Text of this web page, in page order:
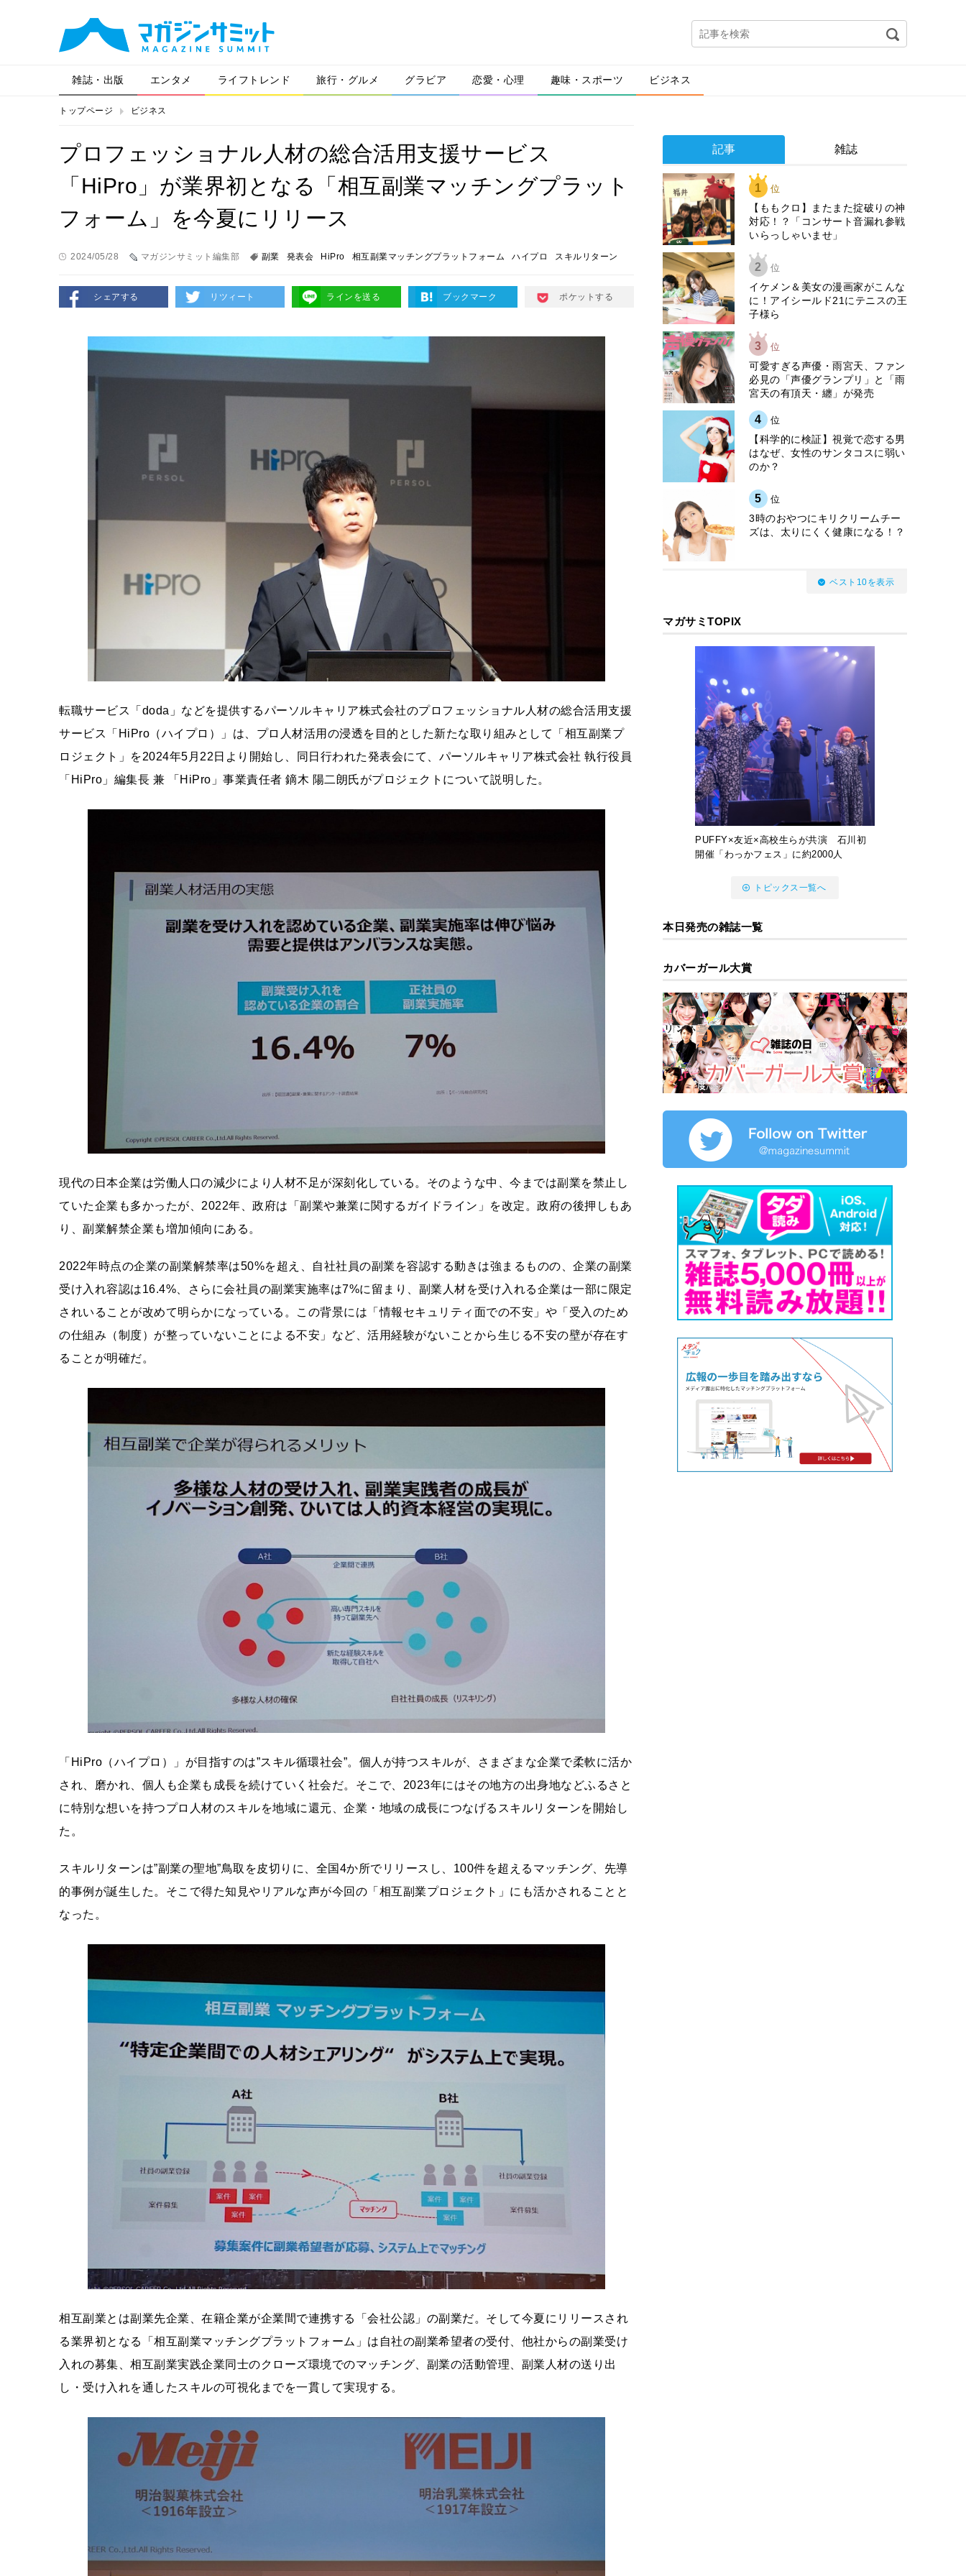
雑誌・出版 エンタメ ライフトレンド 旅行・グルメ グラビア 恋愛・心理 趣味・スポーツ ビジネス
トップページ ビジネス
プロフェッショナル人材の総合活用支援サービス
「HiPro」が業界初となる「相互副業マッチングプラット
フォーム」を今夏にリリース
2024/05/28 マガジンサミット編集部 副業 発表会 HiPro 相互副業マッチングプラットフォーム ハイプロ スキルリターン
シェアする リツィート ラインを送る ブックマーク ポケットする
転職サービス「doda」などを提供するパーソルキャリア株式会社のプロフェッショナル人材の総合活用支援
サービス「HiPro（ハイプロ）」は、プロ人材活用の浸透を目的とした新たな取り組みとして「相互副業プ
ロジェクト」を2024年5月22日より開始し、同日行われた発表会にて、パーソルキャリア株式会社 執行役員
「HiPro」編集⻑ 兼 「HiPro」事業責任者 鏑木 陽二朗氏がプロジェクトについて説明した。
現代の日本企業は労働人口の減少により人材不足が深刻化している。そのような中、今までは副業を禁止し
ていた企業も多かったが、2022年、政府は「副業や兼業に関するガイドライン」を改定。政府の後押しもあ
り、副業解禁企業も増加傾向にある。
2022年時点の企業の副業解禁率は50%を超え、自社社員の副業を容認する動きは強まるものの、企業の副業
受け入れ容認は16.4%、さらに会社員の副業実施率は7%に留まり、副業人材を受け入れる企業は一部に限定
されいることが改めて明らかになっている。この背景には「情報セキュリティ面での不安」や「受入のため
の仕組み（制度）が整っていないことによる不安」など、活用経験がないことから生じる不安の壁が存在す
ることが明確だ。
「HiPro（ハイプロ）」が目指すのは”スキル循環社会”。個人が持つスキルが、さまざまな企業で柔軟に活か
され、磨かれ、個人も企業も成長を続けていく社会だ。そこで、2023年にはその地方の出身地などふるさと
に特別な想いを持つプロ人材のスキルを地域に還元、企業・地域の成長につなげるスキルリターンを開始し
た。
スキルリターンは”副業の聖地”鳥取を皮切りに、全国4か所でリリースし、100件を超えるマッチング、先導
的事例が誕生した。そこで得た知見やリアルな声が今回の「相互副業プロジェクト」にも活かされることと
なった。
相互副業とは副業先企業、在籍企業が企業間で連携する「会社公認」の副業だ。そして今夏にリリースされ
る業界初となる「相互副業マッチングプラットフォーム」は自社の副業希望者の受付、他社からの副業受け
入れの募集、相互副業実践企業同士のクローズ環境でのマッチング、副業の活動管理、副業人材の送り出
し・受け入れを通したスキルの可視化までを一貫して実現する。
記事 雑誌
1 位
【ももクロ】またまた掟破りの神
対応！？「コンサート音漏れ参戦
いらっしゃいませ」
2 位
イケメン＆美女の漫画家がこんな
に！アイシールド21にテニスの王
子様ら
3 位
可愛すぎる声優・雨宮天、ファン
必見の「声優グランプリ」と「雨
宮天の有頂天・纏」が発売
4 位
【科学的に検証】視覚で恋する男
はなぜ、女性のサンタコスに弱い
のか？
5 位
3時のおやつにキリクリームチー
ズは、太りにくく健康になる！？
ベスト10を表示
マガサミTOPIX
PUFFY×友近×高校生らが共演 石川初
開催「わっかフェス」に約2000人
トピックス一覧へ
本日発売の雑誌一覧
カバーガール大賞